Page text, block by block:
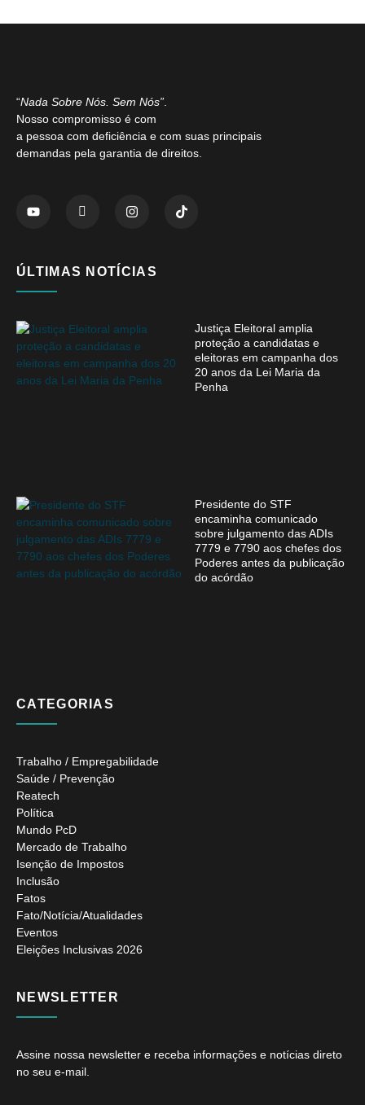
“Nada Sobre Nós. Sem Nós”
Nosso compromisso é com
a pessoa com deficiência e com suas principais
demandas pela garantia de direitos.
ÚLTIMAS NOTÍCIAS
Justiça Eleitoral amplia
proteção a candidatas e
eleitoras em campanha dos
20 anos da Lei Maria da
Penha
Presidente do STF
encaminha comunicado
sobre julgamento das ADIs
7779 e 7790 aos chefes dos
Poderes antes da publicação
do acórdão
CATEGORIAS
Trabalho / Empregabilidade
Saúde / Prevenção
Reatech
Política
Mundo PcD
Mercado de Trabalho
Isenção de Impostos
Inclusão
Fatos
Fato/Notícia/Atualidades
Eventos
Eleições Inclusivas 2026
NEWSLETTER
Assine nossa newsletter e receba informações e notícias direto
no seu e-mail.